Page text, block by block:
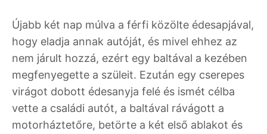
Újabb két nap múlva a férfi közölte édesapjával,
hogy eladja annak autóját, és mivel ehhez az
nem járult hozzá, ezért egy baltával a kezében
megfenyegette a szüleit. Ezután egy cserepes
virágot dobott édesanyja felé és ismét célba
vette a családi autót, a baltával rávágott a
motorháztetőre, betörte a két első ablakot és